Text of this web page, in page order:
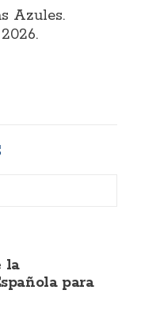
Azules.
la
para